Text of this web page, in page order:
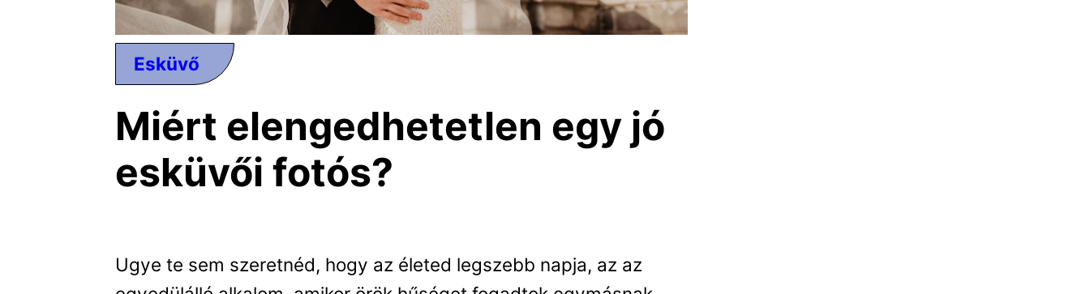
Esküvő
Miért elengedhetetlen egy jó
esküvői fotós?
Ugye te sem szeretnéd, hogy az életed legszebb napja, az az